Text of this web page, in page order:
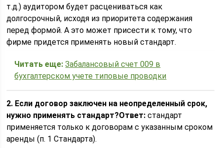
т.д.) аудитором будет расцениваться как
долгосрочный, исходя из приоритета содержания
перед формой. А это может присести к тому, что
фирме придется применять новый стандарт.
Читать еще: Забалансовый счет 009 в
бухгалтерском учете типовые проводки
2. Если договор заключен на неопределенный срок,
нужно применять стандарт?Ответ: стандарт
применяется только к договорам с указанным сроком
аренды (п. 1 Стандарта).